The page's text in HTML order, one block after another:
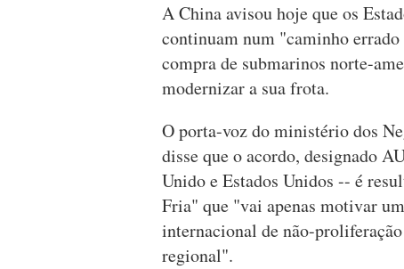
A China avisou hoje que os
continuam num "caminho
compra de submarinos norte-
modernizar a sua frota.
O porta-voz do ministério dos
disse que o acordo, designado
Unido e Estados Unidos -- é
Fria" que "vai apenas motivar
internacional de não-
regional".